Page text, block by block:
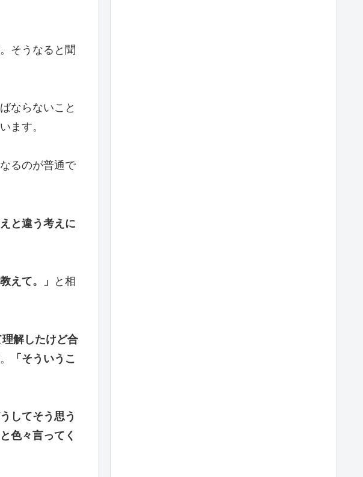
そうなると聞
ならないこと
ます。
るのが普通で
と違う考えに
えて。」
と相
解したけど合
「そういうこ
してそう思う
色々言ってく